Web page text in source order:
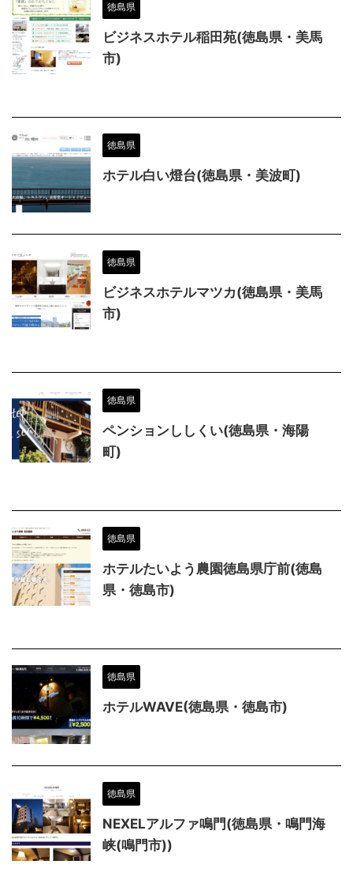
徳島県
ビジネスホテル稲田苑(徳島県・美馬
市)
徳島県
ホテル白い燈台(徳島県・美波町)
徳島県
ビジネスホテルマツカ(徳島県・美馬
市)
徳島県
ペンションししくい(徳島県・海陽
町)
徳島県
ホテルたいよう農園徳島県庁前(徳島
県・徳島市)
徳島県
ホテルWAVE(徳島県・徳島市)
徳島県
NEXELアルファ鳴門(徳島県・鳴門海
峡(鳴門市))